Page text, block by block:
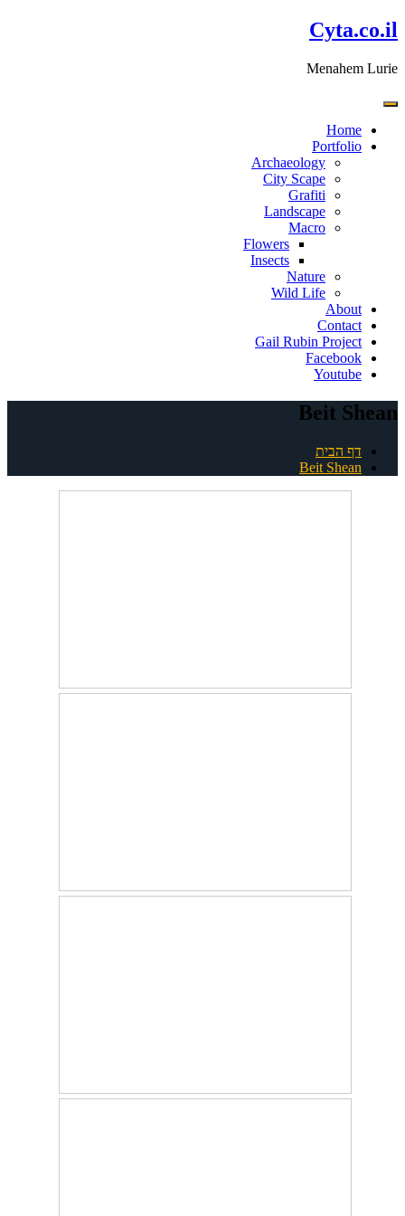
דלג
לתוכן
Cyta.co.il
Menahem Lurie
Home
Portfolio
Archaeology
City Scape
Grafiti
Landscape
Macro
Flowers
Insects
Nature
Wild Life
About
Contact
Gail Rubin Project
Facebook
Youtube
Beit Shean
דף הבית
Beit Shean